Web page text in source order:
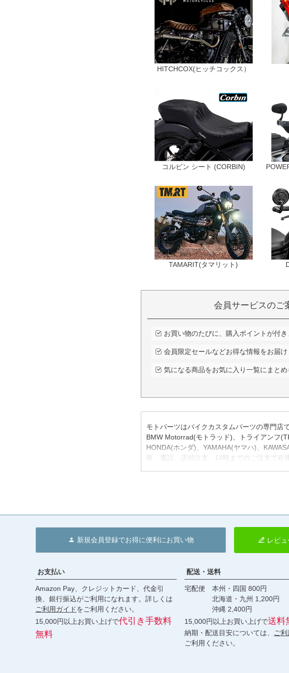
会員サービスのご
お買い物のたびに、購入ポイントが付き
会員限定セールなどお得な情報をお届け
気になる商品をお気に入り一覧にまとめ
モトパーツはバイクカスタムパーツの専門店で
BMW Motorrad(モトラッド)、トライアンフ
HONDA(ホンダ)、YAMAHA(ヤマハ)、
販、電話、店頭注文。14時までのご注文で
バイクは購入した後、乗って楽しむだけでな
やパーツのご相談、購入後の適合トラブルな
取り扱いメーカーに関しては、ダート
(MOTONE)、オメガレーサー(OMEGA
BOS EXHAUST、カスタムアクセス
Healtech Electronics、IXIL(イクシル)、モト
(POWEBRONZE)、プーチ(PUIG)、レムス
カインド(Wunderkind)、ワンダーリッヒ
(BILTWELL)、コブラ(COBRA)、クリアキン
ルサイクル(National Cycles)、トゥーブラザ
新規会員登録でお得に便利にお買い物 レビ
お支払い
Amazon Pay、クレジットカード、代金引
換、銀行振込がご利用になれます。詳しくは
ご利用ガイドをご利用ください。
15,000円以上お買い上げで代引き手数料
無料
配送・送料
宅配便 本州・四国 800円
北海道・九州 1,200円
沖縄 2,400円
15,000円以上お買い上げで送料
納期・配送目安については、 ご
ご利用ください。